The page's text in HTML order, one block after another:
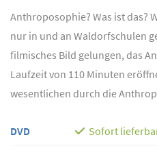
Anthroposophie? Was ist das?
nur in und an Waldorfschulen
filmisches Bild gelungen, das
Laufzeit von 110 Minuten
wesentlichen durch die
DVD Sofort